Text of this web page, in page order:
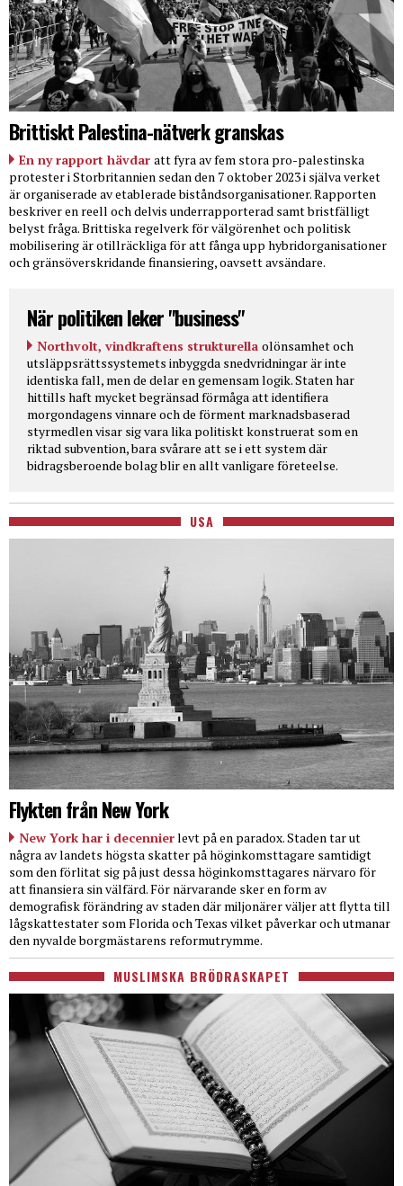
Brittiskt Palestina-nätverk granskas
En ny rapport hävdar att fyra av fem stora pro-palestinska
protester i Storbritannien sedan den 7 oktober 2023 i själva verket
är organiserade av etablerade biståndsorganisationer. Rapporten
beskriver en reell och delvis underrapporterad samt bristfälligt
belyst fråga. Brittiska regelverk för välgörenhet och politisk
mobilisering är otillräckliga för att fånga upp hybridorganisationer
och gränsöverskridande finansiering, oavsett avsändare.
När politiken leker "business"
Northvolt, vindkraftens strukturella olönsamhet och
utsläppsrättssystemets inbyggda snedvridningar är inte
identiska fall, men de delar en gemensam logik. Staten har
hittills haft mycket begränsad förmåga att identifiera
morgondagens vinnare och de förment marknadsbaserad
styrmedlen visar sig vara lika politiskt konstruerat som en
riktad subvention, bara svårare att se i ett system där
bidragsberoende bolag blir en allt vanligare företeelse.
USA
Flykten från New York
New York har i decennierlevt på en paradox. Staden tar ut
några av landets högsta skatter på höginkomsttagare samtidigt
som den förlitat sig på just dessa höginkomsttagares närvaro för
att finansiera sin välfärd. För närvarande sker en form av
demografisk förändring av staden där miljonärer väljer att flytta till
lågskattestater som Florida och Texas vilket påverkar och utmanar
den nyvalde borgmästarens reformutrymme.
MUSLIMSKA BRÖDRASKAPET